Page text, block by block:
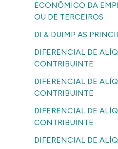
ECONÔMICO DA
OU DE TERCEIROS.
DI & DUIMP AS
DIFERENCIAL DE
CONTRIBUINTE
DIFERENCIAL DE
CONTRIBUINTE
DIFERENCIAL DE
CONTRIBUINTE
DIFERENCIAL DE